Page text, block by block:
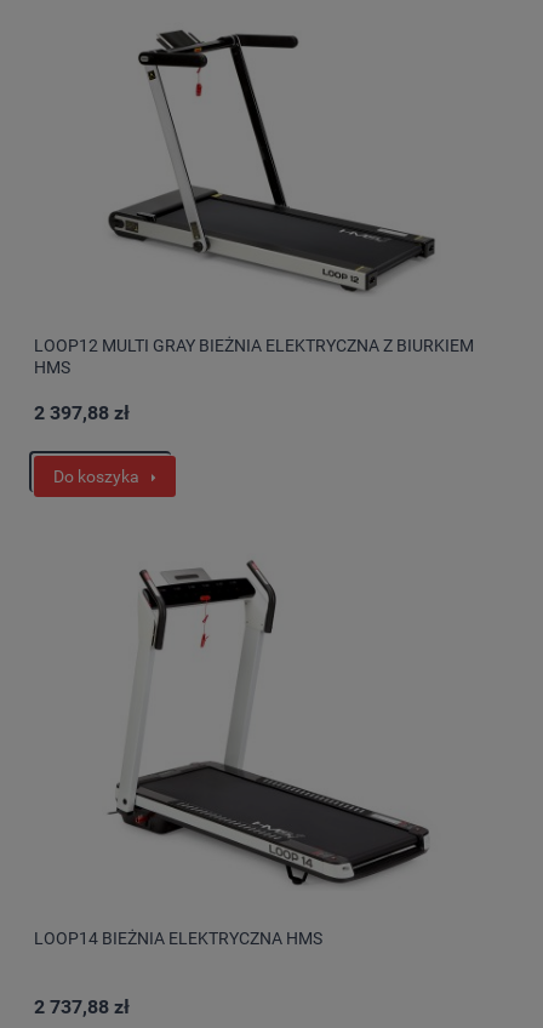
LOOP12 MULTI GRAY BIEŻNIA ELEKTRYCZNA Z BIURKIEM
HMS
2 397,88 zł
Do koszyka
LOOP14 BIEŻNIA ELEKTRYCZNA HMS
2 737,88 zł